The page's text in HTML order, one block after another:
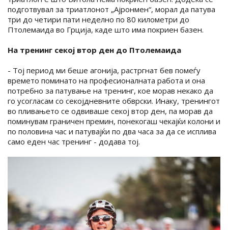
подготвувал за триатлонот „Ајронмен“, морал да патува
три до четири пати неделно по 80 километри до
Птолемаида во Грција, каде што има покриен базен.
На тренинг секој втор ден до Птолемаида
- Тој период ми беше агонија, растргнат бев помеѓу
времето поминато на професионалната работа и она
потребно за патување на тренинг, кое морав некако да
го усогласам со секојдневните обврски. Инаку, тренингот
во пливањето се одвиваше секој втор ден, па морав да
поминувам граничен премин, понекогаш чекајќи колони и
по половина час и патувајќи по два часа за да се исплива
само еден час тренинг - додава тој.